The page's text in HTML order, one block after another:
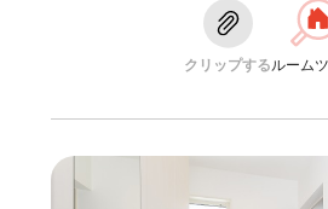
クリップする ルーム